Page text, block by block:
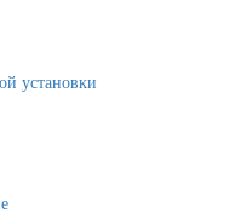
установки